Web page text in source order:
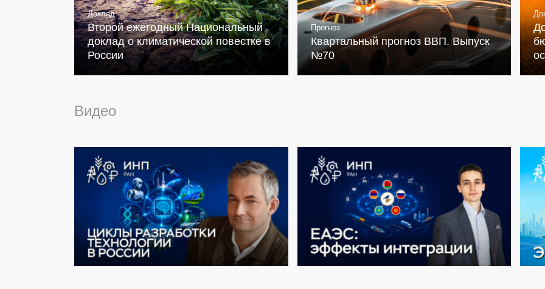
Доклад
Второй ежегодный Национальный
доклад о климатической повестке в
России
Прогноз
Квартальный прогноз ВВП. Выпуск
№70
Видео